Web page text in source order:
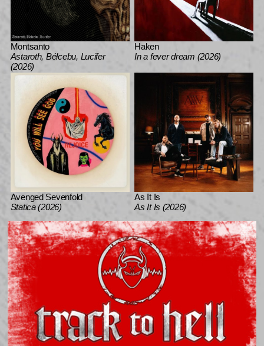
Montsanto
Astaroth, Bélcebu, Lucifer
(2026)
Haken
In a fever dream (2026)
Avenged Sevenfold
Statica (2026)
As It Is
As It Is (2026)